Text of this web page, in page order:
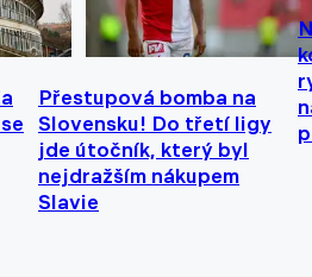
Přestupová bomba na
Slovensku! Do třetí ligy
jde útočník, který byl
nejdražším nákupem
Slavie